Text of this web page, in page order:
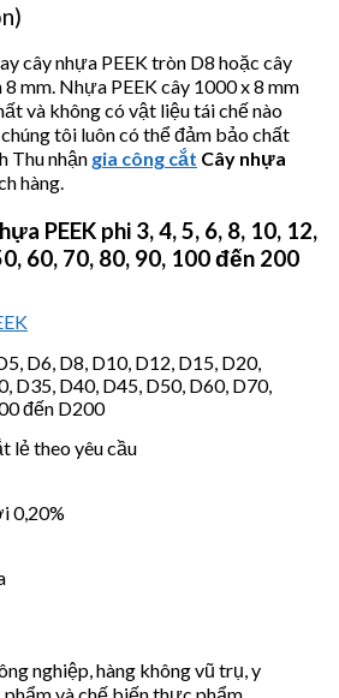
cây nhựa PEEK tròn D8 hoặc cây
mm. Nhựa PEEK cây 1000 x 8 mm
và không có vật liệu tái chế nào
tôi luôn có thể đảm bảo chất
Thu nhận gia công cắt Cây nhựa
hàng.
PEEK phi 3, 4, 5, 6, 8, 10, 12,
60, 70, 80, 90, 100 đến 200
D6, D8, D10, D12, D15, D20,
D35, D40, D45, D50, D60, D70,
đến D200
lẻ theo yêu cầu
0,20%
nghiệp, hàng không vũ trụ, y